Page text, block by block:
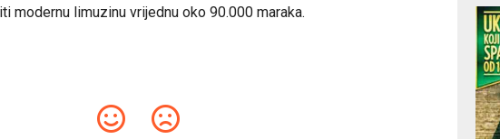
modernu limuzinu vrijednu oko 90.000 maraka.